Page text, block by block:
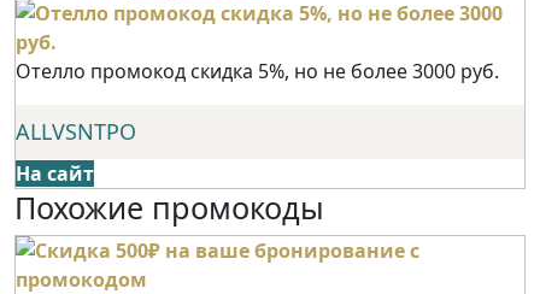
Отелло промокод скидка 5%, но не более 3000 руб.
ALLVSNTPO
На сайт
Похожие промокоды